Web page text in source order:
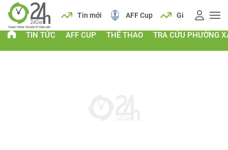
Lịch Tin mới AFF Cup Giá vàng
TIN TỨC AFF CUP THỂ THAO TRA CỨU PHƯỜNG